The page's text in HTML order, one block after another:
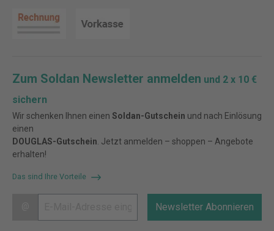
Zum Soldan Newsletter anmelden und 2 x 10 €
sichern
Wir schenken Ihnen einen Soldan-Gutschein und nach Einlösung
einen
DOUGLAS-Gutschein . Jetzt anmelden – shoppen – Angebote
erhalten!
Das sind Ihre Vorteile
Newsletter Abonnieren